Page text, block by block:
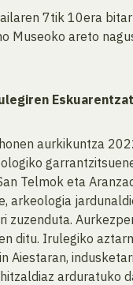
7tik 10era
Museoko areto
Eskuarentzat
aurkikuntza
Telmok eta
arkeologia
zuzenduta.
ditu. Irulegiko
Aiestaran,
arduratuko